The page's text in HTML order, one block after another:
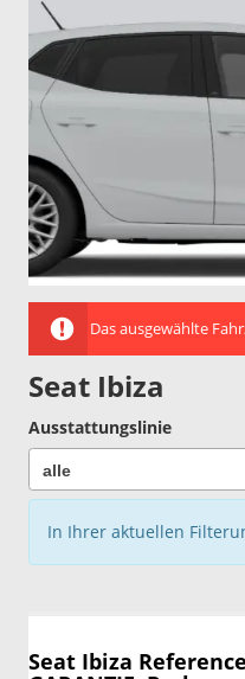
Das ausgewählte
Seat Ibiza
Ausstattungslinie
In Ihrer aktuellen
Seat Ibiza